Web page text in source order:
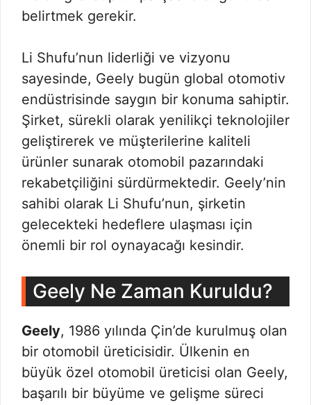
belirtmek gerekir.
Li Shufu’nun liderliği ve vizyonu
sayesinde, Geely bugün global otomotiv
endüstrisinde saygın bir konuma sahiptir.
Şirket, sürekli olarak yenilikçi teknolojiler
geliştirerek ve müşterilerine kaliteli
ürünler sunarak otomobil pazarındaki
rekabetçiliğini sürdürmektedir. Geely’nin
sahibi olarak Li Shufu’nun, şirketin
gelecekteki hedeflere ulaşması için
önemli bir rol oynayacağı kesindir.
Geely Ne Zaman Kuruldu?
Geely, 1986 yılında Çin’de kurulmuş olan
bir otomobil üreticisidir. Ülkenin en
büyük özel otomobil üreticisi olan Geely,
başarılı bir büyüme ve gelişme süreci